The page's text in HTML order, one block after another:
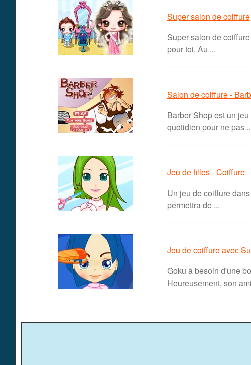
Super salon de coiffure
Super salon de
pour toi. Au ...
Salon de coiffure -
Barber Shop est un
quotidien pour ne pas
Jeu de filles - Coiffure
Un jeu de coiffure
permettra de ...
Jeu de coiffure avec
Goku à besoin d'une
Heureusement, son